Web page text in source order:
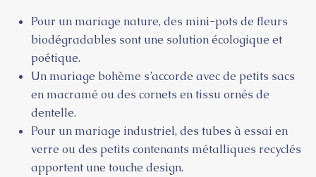
Pour un mariage nature, des mini-pots de fleurs
biodégradables sont une solution écologique et
poétique.
Un mariage bohème s’accorde avec de petits sacs
en macramé ou des cornets en tissu ornés de
dentelle.
Pour un mariage industriel, des tubes à essai en
verre ou des petits contenants métalliques recyclés
apportent une touche design.